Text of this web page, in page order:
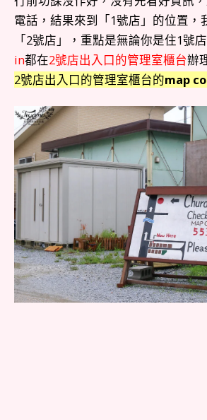
電話，結果來到「1號店」的位置，
「2號店」，重點是無論你是住1號
in都在2號店出入口的管理室櫃台辦
2號店出入口的管理室櫃台的map